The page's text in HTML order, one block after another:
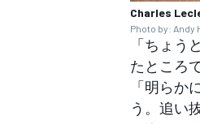
すべてのカ
Charles
Photo by: Andy
「ちょう
たところ
「明らか
う。追い